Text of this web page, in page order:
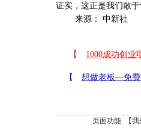
证实，这正是我们敢于
来源： 中新社
页面功能 【我